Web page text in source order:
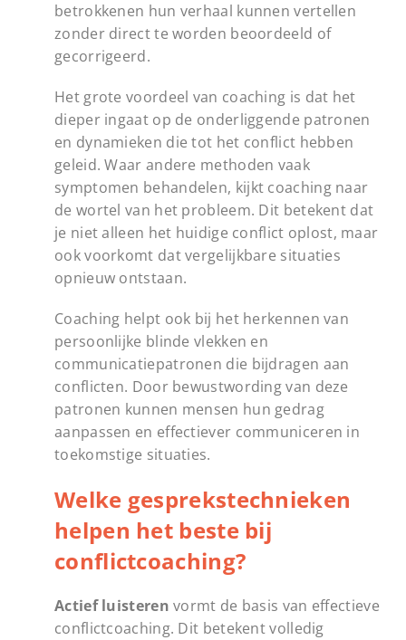
betrokkenen hun verhaal kunnen vertellen
zonder direct te worden beoordeeld of
gecorrigeerd.
Het grote voordeel van coaching is dat het
dieper ingaat op de onderliggende patronen
en dynamieken die tot het conflict hebben
geleid. Waar andere methoden vaak
symptomen behandelen, kijkt coaching naar
de wortel van het probleem. Dit betekent dat
je niet alleen het huidige conflict oplost, maar
ook voorkomt dat vergelijkbare situaties
opnieuw ontstaan.
Coaching helpt ook bij het herkennen van
persoonlijke blinde vlekken en
communicatiepatronen die bijdragen aan
conflicten. Door bewustwording van deze
patronen kunnen mensen hun gedrag
aanpassen en effectiever communiceren in
toekomstige situaties.
Welke gesprekstechnieken
helpen het beste bij
conflictcoaching?
Actief luisteren vormt de basis van effectieve
conflictcoaching. Dit betekent volledig